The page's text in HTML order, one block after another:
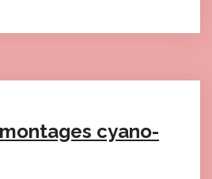
cyano-